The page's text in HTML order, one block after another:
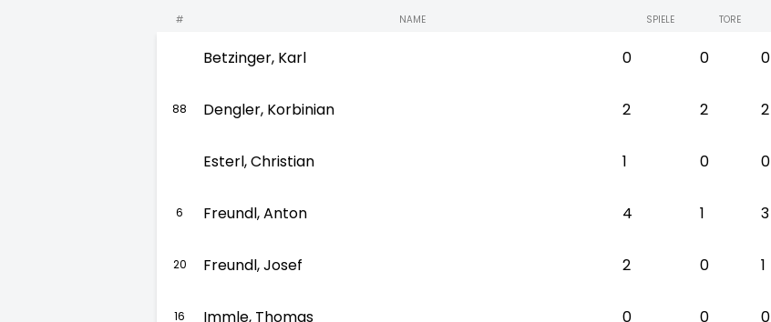
# NAME SPIELE TORE
Betzinger, Karl 0 0 0
88 Dengler, Korbinian 2 2 2
Esterl, Christian 1 0 0
6 Freundl, Anton 4 1 3
20 Freundl, Josef 2 0 1
16 Immle, Thomas 0 0 0